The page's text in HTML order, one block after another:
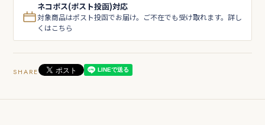
ネコポス(ポスト投函)対応
対象商品はポスト投函でお届け。ご不在でも受け取れます。詳し
くはこちら
SHARE